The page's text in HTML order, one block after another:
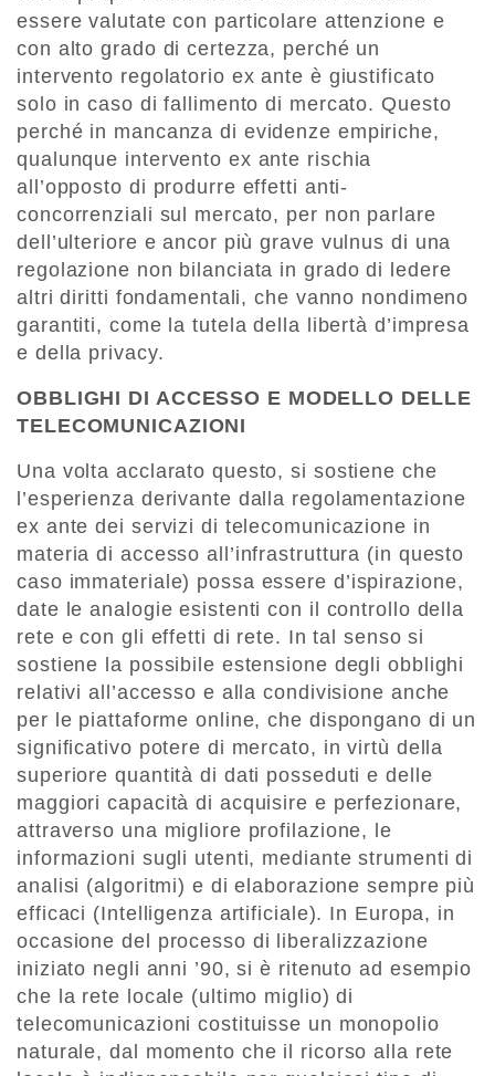
essere valutate con particolare attenzione e
con alto grado di certezza, perché un
intervento regolatorio ex ante è giustificato
solo in caso di fallimento di mercato. Questo
perché in mancanza di evidenze empiriche,
qualunque intervento ex ante rischia
all’opposto di produrre effetti anti-
concorrenziali sul mercato, per non parlare
dell’ulteriore e ancor più grave vulnus di una
regolazione non bilanciata in grado di ledere
altri diritti fondamentali, che vanno nondimeno
garantiti, come la tutela della libertà d’impresa
e della privacy.
OBBLIGHI DI ACCESSO E MODELLO DELLE
TELECOMUNICAZIONI
Una volta acclarato questo, si sostiene che
l’esperienza derivante dalla regolamentazione
ex ante dei servizi di telecomunicazione in
materia di accesso all’infrastruttura (in questo
caso immateriale) possa essere d’ispirazione,
date le analogie esistenti con il controllo della
rete e con gli effetti di rete. In tal senso si
sostiene la possibile estensione degli obblighi
relativi all’accesso e alla condivisione anche
per le piattaforme online, che dispongano di un
significativo potere di mercato, in virtù della
superiore quantità di dati posseduti e delle
maggiori capacità di acquisire e perfezionare,
attraverso una migliore profilazione, le
informazioni sugli utenti, mediante strumenti di
analisi (algoritmi) e di elaborazione sempre più
efficaci (Intelligenza artificiale). In Europa, in
occasione del processo di liberalizzazione
iniziato negli anni ’90, si è ritenuto ad esempio
che la rete locale (ultimo miglio) di
telecomunicazioni costituisse un monopolio
naturale, dal momento che il ricorso alla rete